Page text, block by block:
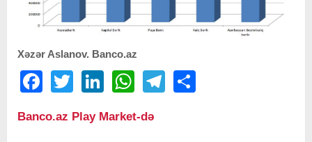
Xəzər Aslanov. Banco.az
FacebookTwitter LinkedIn WhatsAppTelegram
Banco.az Play Market-də